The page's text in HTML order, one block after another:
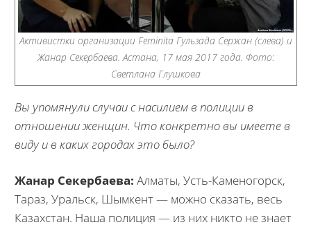
Активистки организации Feminita Гульзада Сержан (слева) и
Жанар Секербаева. Астана, 17 мая 2017 года. Фото:
Светлана Глушкова
Вы упомянули случаи с насилием в полиции в
отношении женщин. Что конкретно вы имеете в
виду и в каких городах это было?
Жанар Секербаева: Алматы, Усть-Каменогорск,
Тараз, Уральск, Шымкент — можно сказать, весь
Казахстан. Наша полиция — из них никто не знает